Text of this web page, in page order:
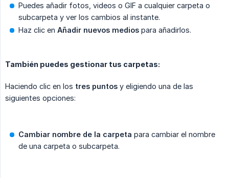
Puedes añadir fotos, videos o GIF a cualquier carpeta o
subcarpeta y ver los cambios al instante.
Haz clic en Añadir nuevos medios para añadirlos.
También puedes gestionar tus carpetas:
Haciendo clic en los tres puntos y eligiendo una de las
siguientes opciones:
Cambiar nombre de la carpeta para cambiar el nombre
de una carpeta o subcarpeta.